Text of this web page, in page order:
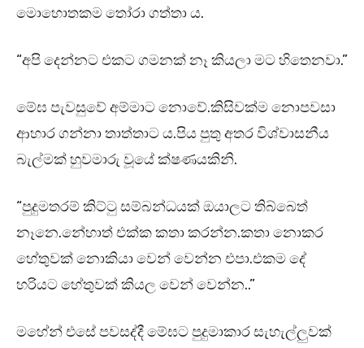
මොහොතකම තෝරා ගත්තා ය.
“අපි දෙන්නට එකට ගමනක් නෑ කියලා මට හිතෙනවා.”
මේඝ පැවසුවේ අම්මාට නොවේ.කිසිවක්ම නොපවසා
ආහාර ගන්නා තාත්තාට ය.පිය පුතු අතර විශ්වාසනීය
බැල්මක් හුවමාරු වූයේ ක්ෂණයකිනි.
“පුදුමතරම් කිට්ටු සම්බන්ධයක් ඔයාලට තිබ්බෙත්
නෑනෙ.නේහාත් එක්ක කතා කරන්න.කතා නොකර
හේතුවක් නොකියා වෙන් වෙන්න එපා.එකම දේ
හරියට හේතුවක් කියල වෙන් වෙන්න..”
මහේන් එසේ පවසද්දී මේඝට පුදුමාකාර සැහැල්ලුවක්